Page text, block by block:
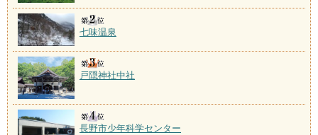
七味温泉
戸隠神社中社
長野市少年科学センター